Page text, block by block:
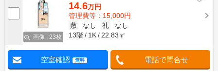
画像 : 23枚
14.6万円
管理費等：15,000円
敷
なし 礼
なし
13階
1K 22.83㎡
空室確認 無料 電話で問合せ